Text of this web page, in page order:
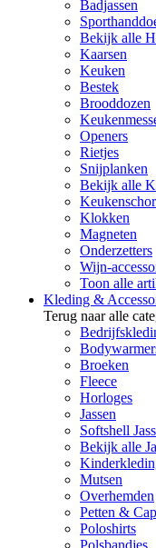
Badjassen
Bekijk alle
Kaarsen
Keuken
Bestek
Brooddozen
Openers
Rietjes
Snijplanken
Bekijk alle
Klokken
Magneten
Onderzetters
Wijn-
Toon alle
Kleding &
Terug naar alle
Broeken
Fleece
Horloges
Jassen
Softshell
Bekijk alle
Mutsen
Overhemden
Petten &
Poloshirts
Polsbandjes